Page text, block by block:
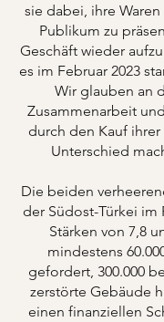
sie dabei, ihre
Publikum zu
Geschäft wieder
es im Februar 2023
Wir glauben an
Zusammenarbeit
durch den Kauf
Unterschied
Die beiden
der Südost-Türkei im
Stärken von 7,8
mindestens
gefordert, 300.000
zerstörte Gebäude
einen finanziellen